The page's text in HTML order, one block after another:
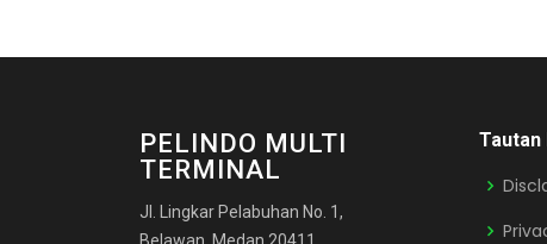
PELINDO MULTI
TERMINAL
Jl. Lingkar Pelabuhan No. 1,
Tautan